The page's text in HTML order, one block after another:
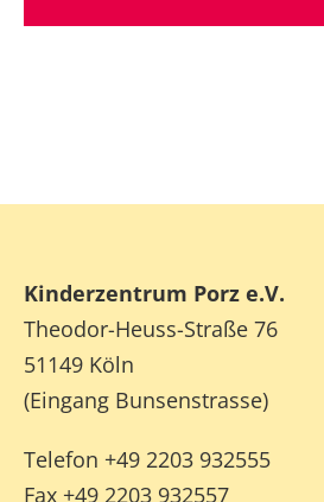
Kinderzentrum Porz e.V.
Theodor-Heuss-Straße 76
51149 Köln
(Eingang Bunsenstrasse)
Telefon +49 2203 932555
Fax +49 2203 932557